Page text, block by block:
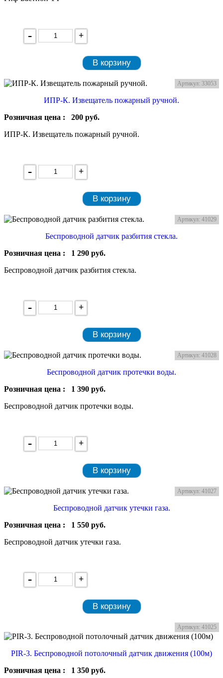
- +
В корзину
Артикул: 33053
ИПР-К. Извещатель пожарный ручной.
Розничная цена : 200 руб.
ИПР-К. Извещатель пожарный ручной.
- +
В корзину
Артикул: 41029
Беспроводной датчик разбития стекла.
Розничная цена : 1 290 руб.
Беспроводной датчик разбития стекла.
- +
В корзину
Артикул: 41028
Беспроводной датчик протечки воды.
Розничная цена : 1 390 руб.
Беспроводной датчик протечки воды.
- +
В корзину
Артикул: 41027
Беспроводной датчик утечки газа.
Розничная цена : 1 550 руб.
Беспроводной датчик утечки газа.
- +
В корзину
Артикул: 41025
PIR-3. Беспроводной потолочный датчик движения (100м)
Розничная цена : 1 350 руб.